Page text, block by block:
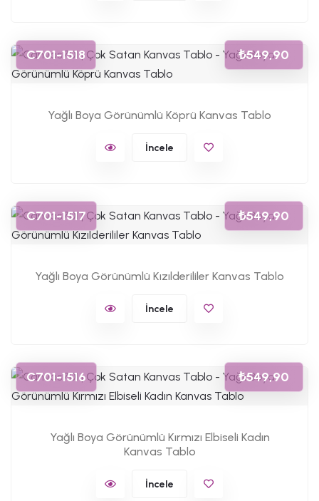
C701-1518 ₺549,90
Yağlı Boya Görünümlü Köprü Kanvas Tablo
İncele
C701-1517 ₺549,90
Yağlı Boya Görünümlü Kızılderililer Kanvas Tablo
İncele
C701-1516 ₺549,90
Yağlı Boya Görünümlü Kırmızı Elbiseli Kadın
Kanvas Tablo
İncele